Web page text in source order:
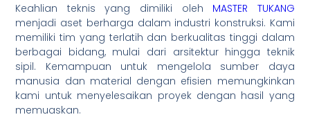
Keahlian teknis yang dimiliki oleh MASTER TUKANG
menjadi aset berharga dalam industri konstruksi. Kami
memiliki tim yang terlatih dan berkualitas tinggi dalam
berbagai bidang, mulai dari arsitektur hingga teknik
sipil. Kemampuan untuk mengelola sumber daya
manusia dan material dengan efisien memungkinkan
kami untuk menyelesaikan proyek dengan hasil yang
memuaskan.